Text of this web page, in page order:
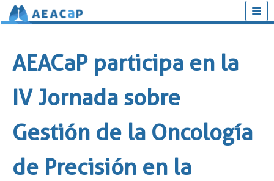
contenido
AEACaP participa en la
IV Jornada sobre
Gestión de la Oncología
de Precisión en la